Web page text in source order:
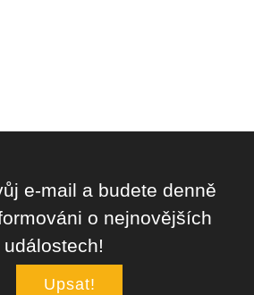
e-mail a budete denně
o nejnovějších
událostech!
Upsat!